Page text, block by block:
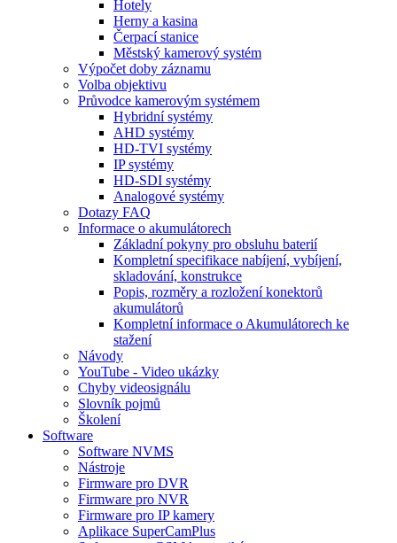
Hotely
Herny a kasina
Čerpací stanice
Městský kamerový systém
Výpočet doby záznamu
Volba objektivu
Průvodce kamerovým systémem
Hybridní systémy
AHD systémy
HD-TVI systémy
IP systémy
HD-SDI systémy
Analogové systémy
Dotazy FAQ
Informace o akumulátorech
Základní pokyny pro obsluhu baterií
Kompletní specifikace nabíjení, vybíjení,
skladování, konstrukce
Popis, rozměry a rozložení konektorů
akumulátorů
Kompletní informace o Akumulátorech ke
stažení
Návody
YouTube - Video ukázky
Chyby videosignálu
Slovník pojmů
Školení
Software
Software NVMS
Nástroje
Firmware pro DVR
Firmware pro NVR
Firmware pro IP kamery
Aplikace SuperCamPlus